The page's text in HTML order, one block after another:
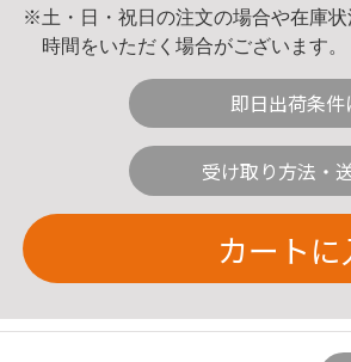
※土・日・祝日の注文の場合や在庫
時間をいただく場合がございます。
即日出荷条件
受け取り方法・
カートに